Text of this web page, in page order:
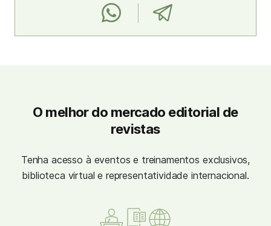
O melhor do mercado editorial de
revistas
Tenha acesso à eventos e treinamentos exclusivos,
biblioteca virtual e representatividade internacional.